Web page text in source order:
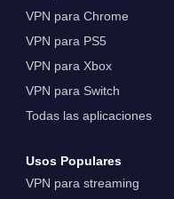
VPN para Chrome
VPN para PS5
VPN para Xbox
VPN para Switch
Todas las aplicaciones
Usos Populares
VPN para streaming